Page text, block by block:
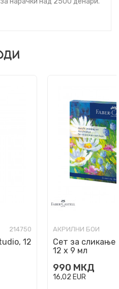
214750
12
АКРИЛНИ БОИ
Сет за сликање
12 х 9 мл
990 МКД
16,02 EUR